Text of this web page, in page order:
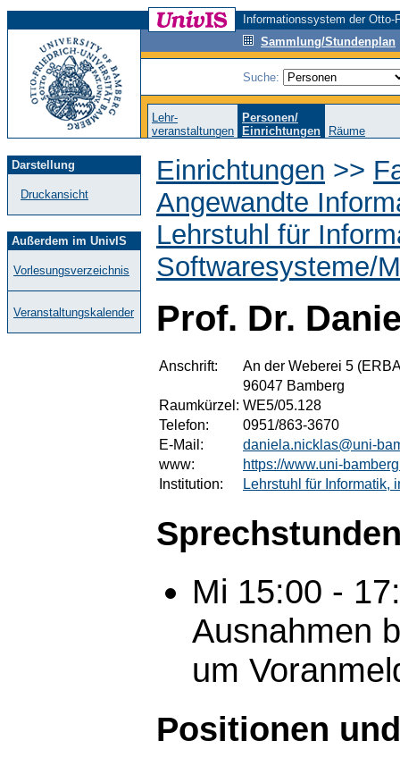
Informationssystem der
Sammlung/Stundenplan
Suche:
Lehr-
veranstaltungen
Personen/
Einrichtungen
Räume
Darstellung
Druckansicht
Außerdem im UnivIS
Vorlesungsverzeichnis
Veranstaltungskalender
Einrichtungen >>
Angewandte
Lehrstuhl für
Softwaresysteme/
Prof. Dr.
Anschrift:
An der Weberei 5
96047 Bamberg
Raumkürzel: WE5/05.128
Telefon:
0951/863-3670
E-Mail:
daniela.nicklas@uni-
www:
https://www.uni-
Institution:
Lehrstuhl für Informatik,
Mi 15:00 -
Ausnahmen
um
Positionen